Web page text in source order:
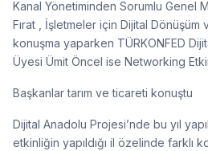
Kanal Yönetiminden Sorumlu Genel
Fırat , İşletmeler için Dijital Dönüşüm
konuşma yaparken TÜRKONFED
Üyesi Ümit Öncel ise Networking
Başkanlar tarım ve ticareti konuştu
Dijital Anadolu Projesi’nde bu yıl
etkinliğin yapıldığı il özelinde farklı